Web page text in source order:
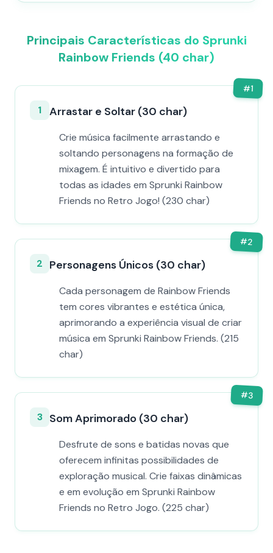
Principais Características do Sprunki
Rainbow Friends (40 char)
#1
1 Arrastar e Soltar (30 char)
Crie música facilmente arrastando e
soltando personagens na formação de
mixagem. É intuitivo e divertido para
todas as idades em Sprunki Rainbow
Friends no Retro Jogo! (230 char)
#2
2 Personagens Únicos (30 char)
Cada personagem de Rainbow Friends
tem cores vibrantes e estética única,
aprimorando a experiência visual de criar
música em Sprunki Rainbow Friends. (215
char)
#3
3 Som Aprimorado (30 char)
Desfrute de sons e batidas novas que
oferecem infinitas possibilidades de
exploração musical. Crie faixas dinâmicas
e em evolução em Sprunki Rainbow
Friends no Retro Jogo. (225 char)